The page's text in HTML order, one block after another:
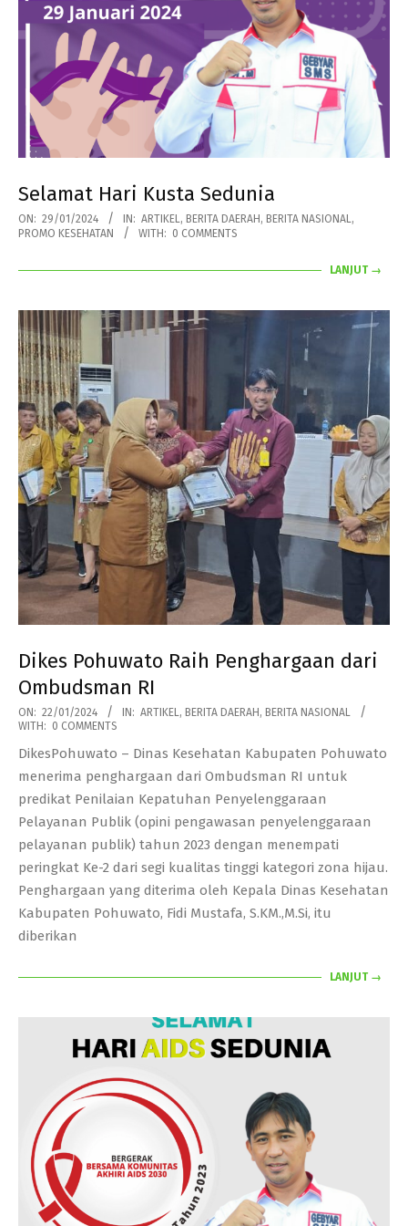
Selamat Hari Kusta Sedunia
2024-
01-
ON: 29/01/2024 IN: ARTIKEL, BERITA DAERAH , BERITA NASIONAL,
PROMO KESEHATAN
WITH: 0 COMMENTS
LANJUT →
Dikes Pohuwato Raih Penghargaan dari
Ombudsman RI
2024-
01-
22
ON: 22/01/2024 IN: ARTIKEL, BERITA DAERAH , BERITA NASIONAL
WITH: 0 COMMENTS
DikesPohuwato – Dinas Kesehatan Kabupaten Pohuwato
menerima penghargaan dari Ombudsman RI untuk
predikat Penilaian Kepatuhan Penyelenggaraan
Pelayanan Publik (opini pengawasan penyelenggaraan
pelayanan publik) tahun 2023 dengan menempati
peringkat Ke-2 dari segi kualitas tinggi kategori zona hijau.
Penghargaan yang diterima oleh Kepala Dinas Kesehatan
Kabupaten Pohuwato, Fidi Mustafa, S.KM.,M.Si, itu
diberikan
LANJUT →